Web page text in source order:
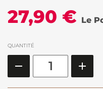
27,90 € Le
QUANTITÉ